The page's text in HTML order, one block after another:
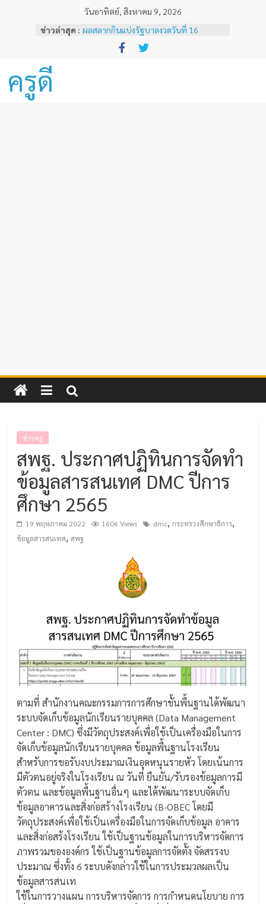
วันอาทิตย์, สิงหาคม 9, 2026
ข่าวล่าสุด : ผลสลากกินแบ่งรัฐบาลงวดวันที่ 16
พฤศจิกายน 2567
ผลสลากกินแบ่งรัฐบาลงวดวันที่ 1
ครูดี
ข่าวครู
สพฐ. ประกาศปฏิทินการจัดทำ
ข้อมูลสารสนเทศ DMC ปีการ
ศึกษา 2565
19 พฤษภาคม 2022 1606 Views dmc,กระทรวงศึกษาธิการ,
ข้อมูลสารสนเทศ,สพฐ
ตามที่ สำนักงานคณะกรรมการการศึกษาขั้นพื้นฐานได้พัฒนา
ระบบจัดเก็บข้อมูลนักเรียนรายบุคคล (Data Management
Center : DMC) ซึ่งมีวัตถุประสงค์เพื่อใช้เป็นเครื่องมือในการ
จัดเก็บข้อมูลนักเรียนรายบุคคล ข้อมูลพื้นฐานโรงเรียน
สำหรับการขอรับงบประมาณเงินอุดหนุนรายหัว โดยเน้นการ
มีตัวตนอยู่จริงในโรงเรียน ณ วันที่ ยืนยัน/รับรองข้อมูลการมี
ตัวตน และข้อมูลพื้นฐานอื่นๆ และได้พัฒนาระบบจัดเก็บ
ข้อมูลอาคารและสิ่งก่อสร้างโรงเรียน (B-OBEC โดยมี
วัตถุประสงค์เพื่อใช้เป็นเครื่องมือในการจัดเก็บข้อมูล อาคาร
และสิ่งก่อสร้งโรงเรียน ใช้เป็นฐานข้อมูลในการบริหารจัดการ
ภาพรวมขององค์กร ใช้เป็นฐานข้อมูลการจัดตั้ง จัดสรรงบ
ประมาณ ซึ่งทั้ง 6 ระบบดังกล่าวใช้ในการประมวลผลเป็น
ข้อมูลสารสนเท
ใช้ในการวางแผน การบริหารจัดการ การกำหนดนโยบาย การ